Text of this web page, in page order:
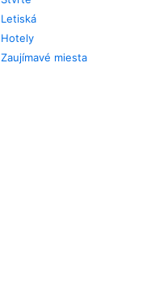
Letiská
Hotely
Zaujímavé miesta